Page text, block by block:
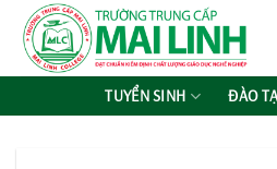
Chuyển
đến
TUYỂN SINH ĐÀO